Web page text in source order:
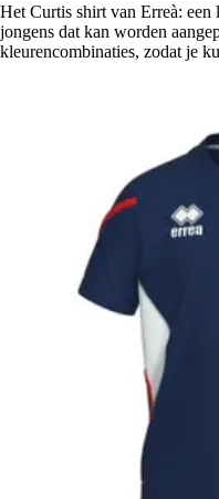
Het Curtis shirt van Erreà:
jongens dat kan worden
kleurencombinaties, zodat je